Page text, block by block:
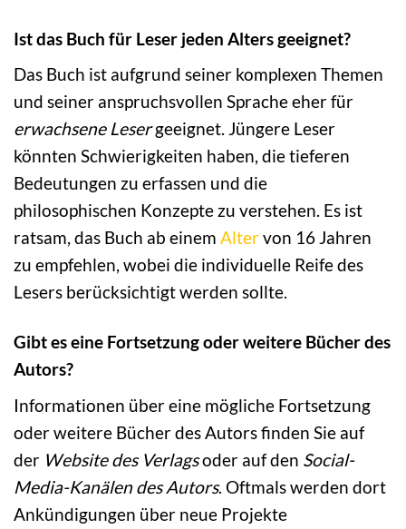
Ist das Buch für Leser jeden Alters geeignet?
Das Buch ist aufgrund seiner komplexen Themen
und seiner anspruchsvollen Sprache eher für
erwachsene Lesergeeignet. Jüngere Leser
könnten Schwierigkeiten haben, die tieferen
Bedeutungen zu erfassen und die
philosophischen Konzepte zu verstehen. Es ist
ratsam, das Buch ab einem Altervon 16 Jahren
zu empfehlen, wobei die individuelle Reife des
Lesers berücksichtigt werden sollte.
Gibt es eine Fortsetzung oder weitere Bücher des
Autors?
Informationen über eine mögliche Fortsetzung
oder weitere Bücher des Autors finden Sie auf
der Website des Verlagsoder auf den Social-
Media-Kanälen des Autors. Oftmals werden dort
Ankündigungen über neue Projekte